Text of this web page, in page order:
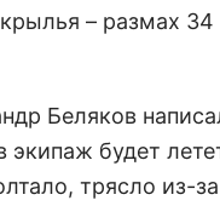
– размах
Беляков
будет
трясло из-